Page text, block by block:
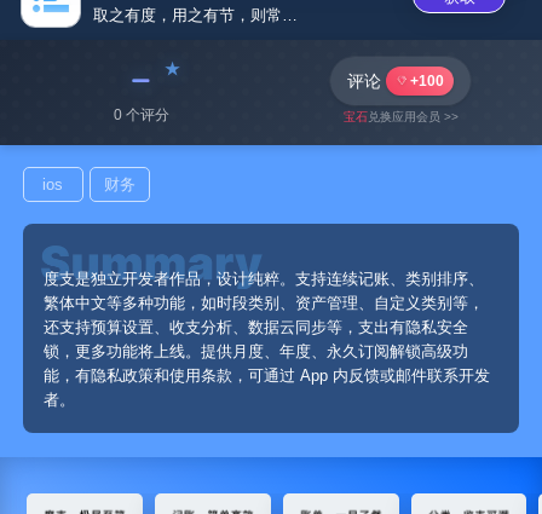
取之有度，用之有节，则常足‪。...
﹣
0 个评分
评论 +100
宝石兑换应用会员 >>
ios 财务
度支是独立开发者作品，设计纯粹。支持连续记账、类别排序、
繁体中文等多种功能，如时段类别、资产管理、自定义类别等，
还支持预算设置、收支分析、数据云同步等，支出有隐私安全
锁，更多功能将上线。提供月度、年度、永久订阅解锁高级功
能，有隐私政策和使用条款，可通过 App 内反馈或邮件联系开发
者。